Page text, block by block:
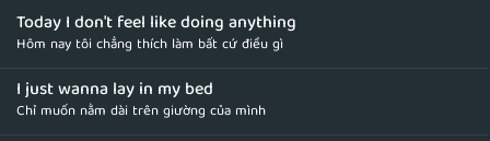
Today I don't feel like doing anything
Hôm nay tôi chẳng thích làm bất cứ điều gì
I just wanna lay in my bed
Chỉ muốn nằm dài trên giường của mình